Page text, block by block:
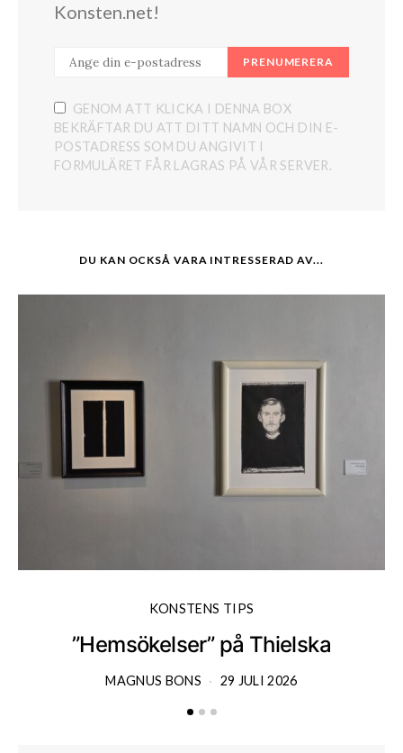
Konsten.net!
PRENUMERERA
GENOM ATT KLICKA I DENNA BOX
BEKRÄFTAR DU ATT DITT NAMN OCH DIN E-
POSTADRESS SOM DU ANGIVIT I
FORMULÄRET FÅR LAGRAS PÅ VÅR SERVER.
DU KAN OCKSÅ VARA INTRESSERAD AV...
KONSTENS TIPS
”Hemsökelser” på Thielska
MAGNUS BONS 29 JULI 2026